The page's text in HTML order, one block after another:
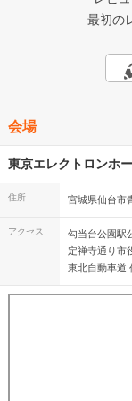
最初の
会場
東京エレクトロンホ
住所 宮城県仙台市
アクセス
勾当台公園駅
定禅寺通り市
東北自動車道